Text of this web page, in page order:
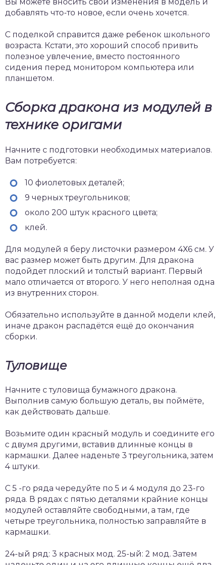
добавлять что-то новое, если очень хочется.
С поделкой справится даже ребенок школьного
возраста. Кстати, это хороший способ привить
полезное увлечение, вместо постоянного
сидения перед монитором компьютера или
планшетом.
Сборка дракона из модулей в
технике оригами
Начните с подготовки необходимых материалов.
Вам потребуется:
10 фиолетовых деталей;
9 черных треугольников;
около 200 штук красного цвета;
клей.
Для модулей я беру листочки размером 4Х6 см. У
вас размер может быть другим. Для дракона
подойдет плоский и толстый вариант. Первый
мало отличается от второго. У него неполная одна
из внутренних сторон.
Обязательно используйте в данной модели клей,
иначе дракон распадётся ещё до окончания
сборки.
Туловище
Начните с туловища бумажного дракона.
Выполнив самую большую деталь, вы поймёте,
как действовать дальше.
Возьмите один красный модуль и соедините его
с двумя другими, вставив длинные концы в
кармашки. Далее наденьте 3 треугольника, затем
4 штуки.
С 5 -го ряда чередуйте по 5 и 4 модуля до 23-го
ряда. В рядах с пятью деталями крайние концы
модулей оставляйте свободными, а там, где
четыре треугольника, полностью заправляйте в
кармашки.
24-ый ряд: 3 красных мод. 25-ый: 2 мод. Затем